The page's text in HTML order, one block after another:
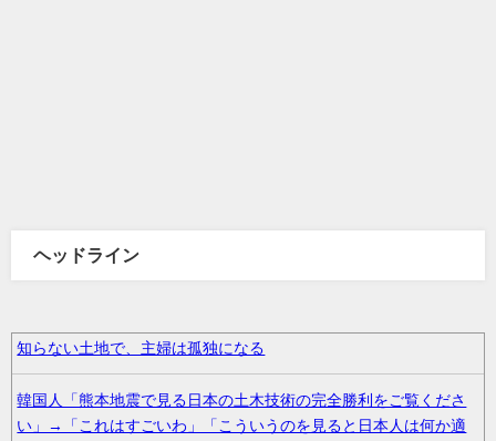
ヘッドライン
知らない土地で、主婦は孤独になる
韓国人「熊本地震で見る日本の土木技術の完全勝利をご覧くださ
い」→「これはすごいわ」「こういうのを見ると日本人は何か適